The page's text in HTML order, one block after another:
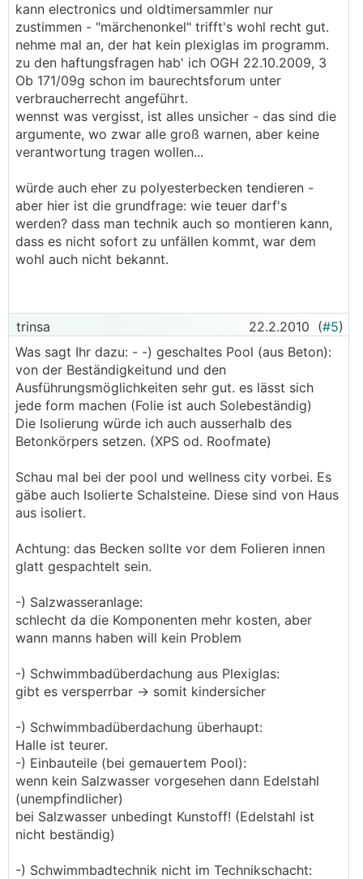
kann electronics und oldtimersammler nur
zustimmen - "märchenonkel" trifft's wohl recht gut.
nehme mal an, der hat kein plexiglas im programm.
zu den haftungsfragen hab' ich OGH 22.10.2009, 3
Ob 171/09g schon im baurechtsforum unter
verbraucherrecht angeführt.
wennst was vergisst, ist alles unsicher - das sind die
argumente, wo zwar alle groß warnen, aber keine
verantwortung tragen wollen...
würde auch eher zu polyesterbecken tendieren -
aber hier ist die grundfrage: wie teuer darf's
werden? dass man technik auch so montieren kann,
dass es nicht sofort zu unfällen kommt, war dem
wohl auch nicht bekannt.
trinsa 22.2.2010 (#5)
Was sagt Ihr dazu: - -) geschaltes Pool (aus Beton):
von der Beständigkeitund und den
Ausführungsmöglichkeiten sehr gut. es lässt sich
jede form machen (Folie ist auch Solebeständig)
Die Isolierung würde ich auch ausserhalb des
Betonkörpers setzen. (XPS od. Roofmate)
Schau mal bei der pool und wellness city vorbei. Es
gäbe auch Isolierte Schalsteine. Diese sind von Haus
aus isoliert.
Achtung: das Becken sollte vor dem Folieren innen
glatt gespachtelt sein.
-) Salzwasseranlage:
schlecht da die Komponenten mehr kosten, aber
wann manns haben will kein Problem
-) Schwimmbadüberdachung aus Plexiglas:
gibt es versperrbar -> somit kindersicher
-) Schwimmbadüberdachung überhaupt:
Halle ist teurer.
-) Einbauteile (bei gemauertem Pool):
wenn kein Salzwasser vorgesehen dann Edelstahl
(unempfindlicher)
bei Salzwasser unbedingt Kunstoff! (Edelstahl ist
nicht beständig)
-) Schwimmbadtechnik nicht im Technikschacht: